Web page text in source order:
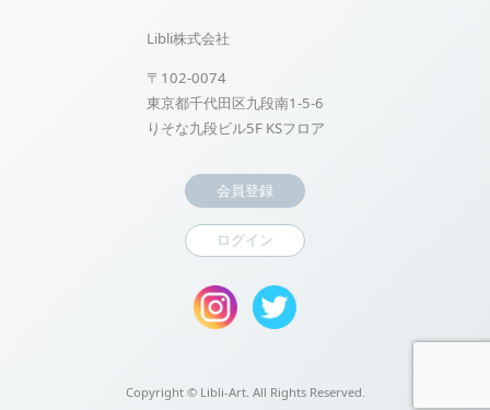
Libli株式会社
〒102-0074
東京都千代田区九段南1-5-6
りそな九段ビル5F KSフロア
会員登録
ログイン
Copyright ©Libli-Art. All Rights Reserved.